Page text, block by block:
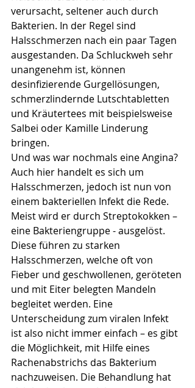
verursacht, seltener auch durch
Bakterien. In der Regel sind
Halsschmerzen nach ein paar Tagen
ausgestanden. Da Schluckweh sehr
unangenehm ist, können
desinfizierende Gurgellösungen,
schmerzlindernde Lutschtabletten
und Kräutertees mit beispielsweise
Salbei oder Kamille Linderung
bringen.
Und was war nochmals eine Angina?
Auch hier handelt es sich um
Halsschmerzen, jedoch ist nun von
einem bakteriellen Infekt die Rede.
Meist wird er durch Streptokokken –
eine Bakteriengruppe - ausgelöst.
Diese führen zu starken
Halsschmerzen, welche oft von
Fieber und geschwollenen, geröteten
und mit Eiter belegten Mandeln
begleitet werden. Eine
Unterscheidung zum viralen Infekt
ist also nicht immer einfach – es gibt
die Möglichkeit, mit Hilfe eines
Rachenabstrichs das Bakterium
nachzuweisen. Die Behandlung hat